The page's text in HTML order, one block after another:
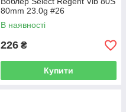
80mm 23.0g #26
В наявності
226 ₴
Купити